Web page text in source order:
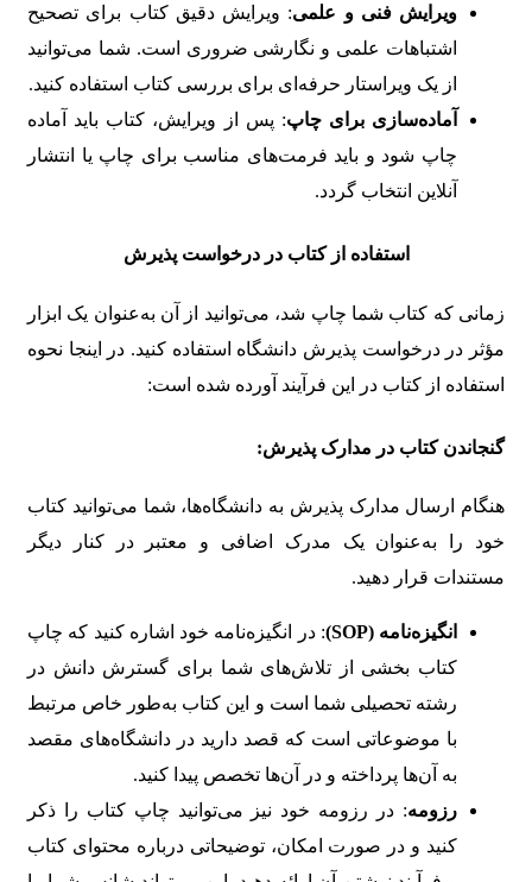
ویرایش فنی و علمی: ویرایش دقیق کتاب برای تصحیح
اشتباهات علمی و نگارشی ضروری است. شما می‌توانید
از یک ویراستار حرفه‌ای برای بررسی کتاب استفاده کنید.
آماده‌سازی برای چاپ: پس از ویرایش، کتاب باید آماده
چاپ شود و باید فرمت‌های مناسب برای چاپ یا انتشار
آنلاین انتخاب گردد.
استفاده از کتاب در درخواست پذیرش
زمانی که کتاب شما چاپ شد، می‌توانید از آن به‌عنوان یک ابزار
مؤثر در درخواست پذیرش دانشگاه استفاده کنید. در اینجا نحوه
استفاده از کتاب در این فرآیند آورده شده است:
گنجاندن کتاب در مدارک پذیرش:
هنگام ارسال مدارک پذیرش به دانشگاه‌ها، شما می‌توانید کتاب
خود را به‌عنوان یک مدرک اضافی و معتبر در کنار دیگر
مستندات قرار دهید.
انگیزه‌نامه (SOP)
: در انگیزه‌نامه خود اشاره کنید که چاپ
کتاب بخشی از تلاش‌های شما برای گسترش دانش در
رشته تحصیلی شما است و این کتاب به‌طور خاص مرتبط
با موضوعاتی است که قصد دارید در دانشگاه‌های مقصد
به آن‌ها پرداخته و در آن‌ها تخصص پیدا کنید.
رزومه: در رزومه خود نیز می‌توانید چاپ کتاب را ذکر
کنید و در صورت امکان، توضیحاتی درباره محتوای کتاب